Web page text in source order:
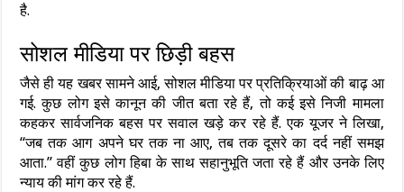
है.
सोशल मीडिया पर छिड़ी बहस
जैसे ही यह खबर सामने आई, सोशल मीडिया पर प्रतिक्रियाओं की बाढ़ आ
गई. कुछ लोग इसे कानून की जीत बता रहे हैं, तो कई इसे निजी मामला
कहकर सार्वजनिक बहस पर सवाल खड़े कर रहे हैं. एक यूजर ने लिखा,
“जब तक आग अपने घर तक ना आए, तब तक दूसरे का दर्द नहीं समझ
आता.” वहीं कुछ लोग हिबा के साथ सहानुभूति जता रहे हैं और उनके लिए
न्याय की मांग कर रहे हैं.